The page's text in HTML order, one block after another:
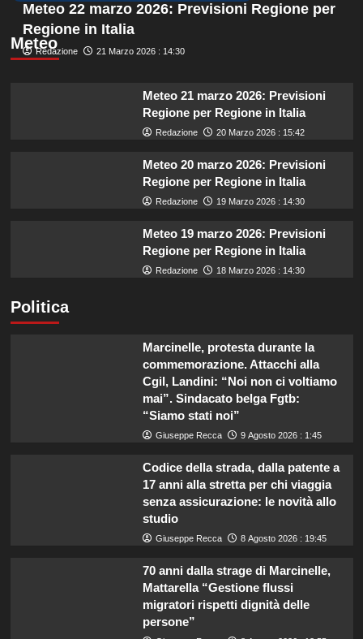
Meteo
Meteo 22 marzo 2026: Previsioni Regione per
Regione in Italia
Redazione 21 Marzo 2026 : 14:30
Meteo 21 marzo 2026: Previsioni
Regione per Regione in Italia
Redazione 20 Marzo 2026 : 15:42
Meteo 20 marzo 2026: Previsioni
Regione per Regione in Italia
Redazione 19 Marzo 2026 : 14:30
Meteo 19 marzo 2026: Previsioni
Regione per Regione in Italia
Redazione 18 Marzo 2026 : 14:30
Politica
Marcinelle, protesta durante la
commemorazione. Attacchi alla
Cgil, Landini: “Noi non ci voltiamo
mai”. Sindacato belga Fgtb:
“Siamo stati noi”
Giuseppe Recca 9 Agosto 2026 : 1:45
Codice della strada, dalla patente a
17 anni alla stretta per chi viaggia
senza assicurazione: le novità allo
studio
Giuseppe Recca 8 Agosto 2026 : 19:45
70 anni dalla strage di Marcinelle,
Mattarella “Gestione flussi
migratori rispetti dignità delle
persone”